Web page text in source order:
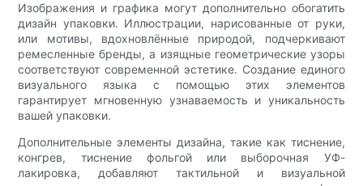
Изображения и графика могут дополнительно обогатить
дизайн упаковки. Иллюстрации, нарисованные от руки,
или мотивы, вдохновлённые природой, подчеркивают
ремесленные бренды, а изящные геометрические узоры
соответствуют современной эстетике. Создание единого
визуального языка с помощью этих элементов
гарантирует мгновенную узнаваемость и уникальность
вашей упаковки.
Дополнительные элементы дизайна, такие как тиснение,
конгрев, тиснение фольгой или выборочная УФ-
лакировка, добавляют тактильной и визуальной